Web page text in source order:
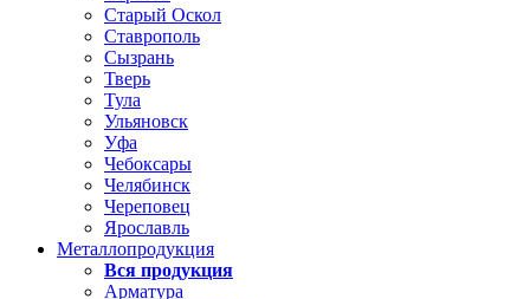
Старый Оскол
Ставрополь
Сызрань
Тверь
Тула
Ульяновск
Уфа
Чебоксары
Челябинск
Череповец
Ярославль
Металлопродукция
Вся продукция
Арматура